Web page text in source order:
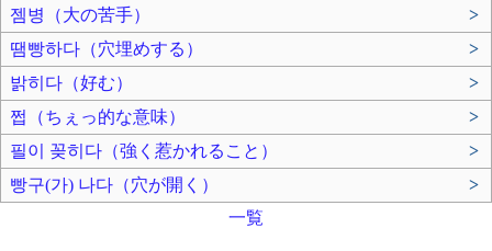
젬병（大の苦手）
>
땜빵하다（穴埋めする）
>
밝히다（好む）
>
쩝（ちぇっ的な意味）
>
필이 꽂히다（強く惹かれること）
>
빵구(가) 나다（穴が開く）
>
一覧